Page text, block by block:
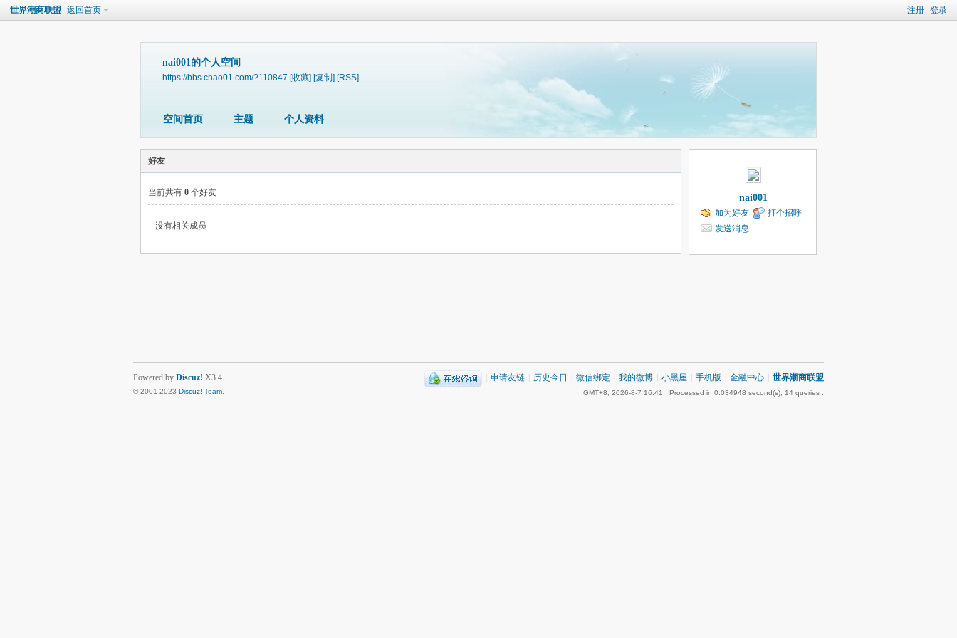
注册 登录
世界潮商联盟 返回首页
nai001的个人空间
https://bbs.chao01.com/?110847 [收藏] [复制] [RSS]
空间首页 主题 个人资料
好友
当前共有 0 个好友
没有相关成员
nai001
加为好友
打个招呼
发送消息
申请友链 历史今日 微信绑定 我的微博 小黑屋 手机版 金融中心 世界潮商联盟
GMT+8, 2026-8-7 16:41 , Processed in 0.034948 second(s), 14 queries .
Powered by Discuz! X3.4
© 2001-2023 Discuz! Team